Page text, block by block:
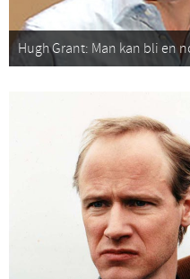
Hugh Grant: Man kan bli en